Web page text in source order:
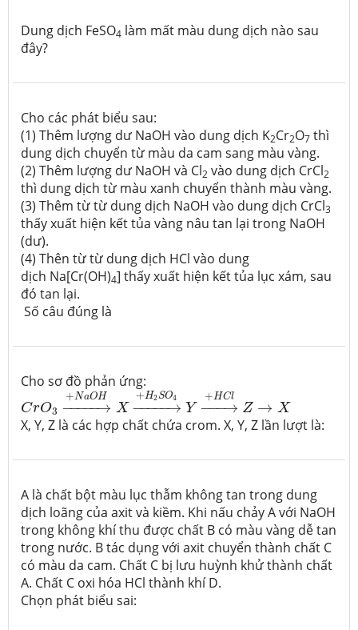
Dung dịch FeSO4 làm mất màu dung dịch nào sau
đây?
Cho các phát biểu sau:
(1) Thêm lượng dư NaOH vào dung dịch K2Cr2O7 thì
dung dịch chuyển từ màu da cam sang màu vàng.
(2) Thêm lượng dư NaOH và Cl2 vào dung dịch CrCl2
thì dung dịch từ màu xanh chuyển thành màu vàng.
(3) Thêm từ từ dung dịch NaOH vào dung dịch CrCl3
thấy xuất hiện kết tủa vàng nâu tan lại trong NaOH
(dư).
(4) Thên từ từ dung dịch HCl vào dung
dịch Na[Cr(OH)4] thấy xuất hiện kết tủa lục xám, sau
đó tan lại.
Số câu đúng là
Cho sơ đồ phản ứng:
CrO3
+NaOH
−−−−−→ X
+H2SO4
−−−−−→ Y
+HCl
−−−→ Z → X
CrO3→+NaOHX→+H2 Y →+
X, Y, Z là các hợp chất chứa crom. X, Y, Z lần lượt là:
A là chất bột màu lục thẫm không tan trong dung
dịch loãng của axit và kiềm. Khi nấu chảy A với NaOH
trong không khí thu được chất B có màu vàng dễ tan
trong nước. B tác dụng với axit chuyển thành chất C
có màu da cam. Chất C bị lưu huỳnh khử thành chất
A. Chất C oxi hóa HCl thành khí D.
Chọn phát biểu sai: